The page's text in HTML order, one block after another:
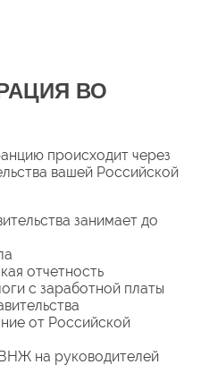
ВО
происходит через
вашей Российской
занимает до
отчетность
с заработной платы
от Российской
на руководителей